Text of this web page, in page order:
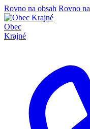
Rovno na obsah Rovno
Obec
Krajné